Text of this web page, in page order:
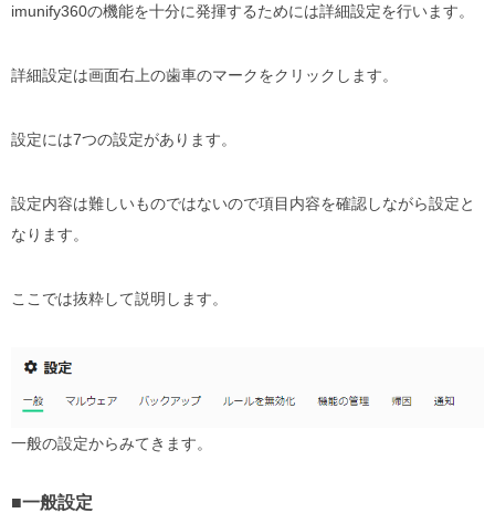
imunify360の機能を十分に発揮するためには詳細設定を行います。
詳細設定は画面右上の歯車のマークをクリックします。
設定には7つの設定があります。
設定内容は難しいものではないので項目内容を確認しながら設定と
なります。
ここでは抜粋して説明します。
一般の設定からみてきます。
■一般設定